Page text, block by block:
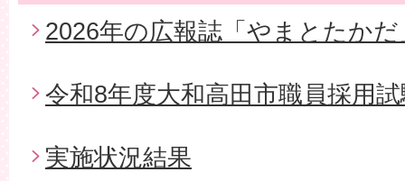
2026年の広報誌「やまとたかだ
令和8年度大和高田市職員採用
実施状況結果